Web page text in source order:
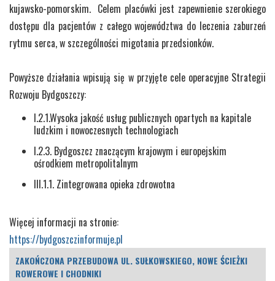
kujawsko-pomorskim. Celem placówki jest zapewnienie szerokiego
dostępu dla pacjentów z całego województwa do leczenia zaburzeń
rytmu serca, w szczególności migotania przedsionków.
Powyższe działania wpisują się w przyjęte cele operacyjne Strategii
Rozwoju Bydgoszczy:
I.2.1.Wysoka jakość usług publicznych opartych na kapitale
ludzkim i nowoczesnych technologiach
I.2.3. Bydgoszcz znaczącym krajowym i europejskim
ośrodkiem metropolitalnym
III.1.1. Zintegrowana opieka zdrowotna
Więcej informacji na stronie:
https://bydgoszczinformuje.pl
ZAKOŃCZONA PRZEBUDOWA UL. SUŁKOWSKIEGO, NOWE ŚCIEŻKI
ROWEROWE I CHODNIKI